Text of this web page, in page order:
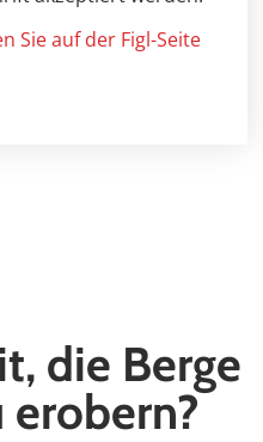
Sie auf der Figl-Seite
die Berge
erobern?